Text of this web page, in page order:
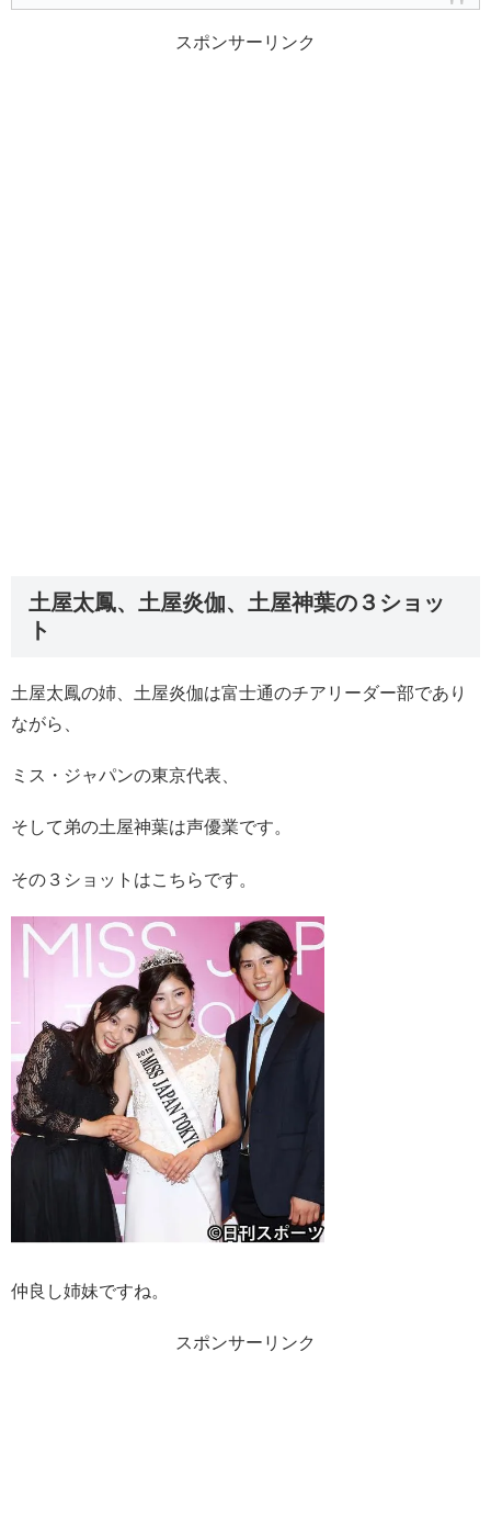
スポンサーリンク
土屋太鳳、土屋炎伽、土屋神葉の３ショッ
ト
土屋太鳳の姉、 土屋炎伽は富士通のチアリーダー部であり
ながら、
ミス・ジャパンの東京代表、
そして弟の土屋神葉は声優業です。
その３ショットはこちらです。
仲良し姉妹ですね。
スポンサーリンク